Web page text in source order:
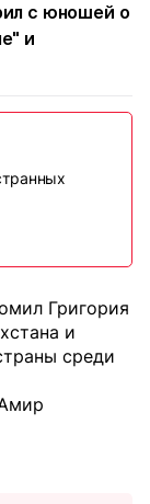
с юношей о
и
Григория
и
среди